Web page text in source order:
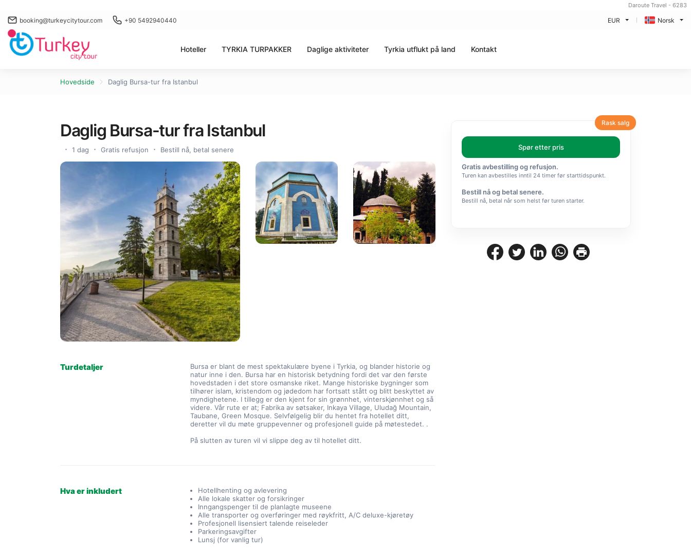
Daroute Travel - 6283
booking@turkeycitytour.com +90 5492940440 EUR Norsk
Hoteller TYRKIA TURPAKKER Daglige aktiviteter Tyrkia utflukt på land Kontakt
Hovedside Daglig Bursa-tur fra Istanbul
Daglig Bursa-tur fra Istanbul
1 dag Gratis refusjon Bestill nå, betal senere
Turdetaljer
Bursa er blant de mest spektakulære byene i Tyrkia, og blander historie og
natur inne i den. Bursa har en historisk betydning fordi det var den første
hovedstaden i det store osmanske riket. Mange historiske bygninger som
tilhører islam, kristendom og jødedom har fortsatt stått og blitt beskyttet av
myndighetene. I tillegg er den kjent for sin grønnhet, vinterskjønnhet og så
videre. Vår rute er at; Fabrika av søtsaker, Inkaya Village, Uludağ Mountain,
Taubane, Green Mosque. Selvfølgelig blir du hentet fra hotellet ditt,
deretter vil du møte gruppevenner og profesjonell guide på møtestedet. .
På slutten av turen vil vi slippe deg av til hotellet ditt.
Hva er inkludert
Hotellhenting og avlevering
Alle lokale skatter og forsikringer
Inngangspenger til de planlagte museene
Alle transporter og overføringer med røykfritt, A/C deluxe-kjøretøy
Profesjonell lisensiert talende reiseleder
Parkeringsavgifter
Lunsj (for vanlig tur)
Rask salg
Spør etter pris
Gratis avbestilling og refusjon.
Turen kan avbestilles inntil 24 timer før starttidspunkt.
Bestill nå og betal senere.
Bestill nå, betal når som helst før turen starter.